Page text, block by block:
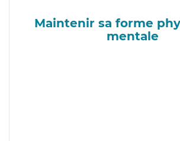
Maintenir sa forme
mentale